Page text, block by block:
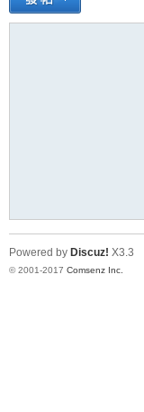
Powered by Discuz! X3.3
© 2001-2017 Comsenz Inc.